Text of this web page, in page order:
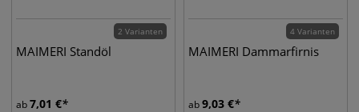
2 Varianten
MAIMERI Standöl
ab7,01 €
4 Varianten
MAIMERI Dammarfirnis
ab9,03 €